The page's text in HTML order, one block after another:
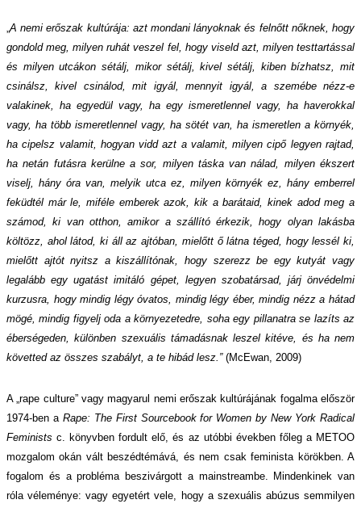
„A nemi erőszak kultúrája: azt mondani lányoknak és felnőtt nőknek, hogy
gondold meg, milyen ruhát veszel fel, hogy viseld azt, milyen testtartással
és milyen utcákon sétálj, mikor sétálj, kivel sétálj, kiben bízhatsz, mit
csinálsz, kivel csinálod, mit igyál, mennyit igyál, a szemébe nézz-e
valakinek, ha egyedül vagy, ha egy ismeretlennel vagy, ha haverokkal
vagy, ha több ismeretlennel vagy, ha sötét van, ha ismeretlen a környék,
ha cipelsz valamit, hogyan vidd azt a valamit, milyen cipő legyen rajtad,
ha netán futásra kerülne a sor, milyen táska van nálad, milyen ékszert
viselj, hány óra van, melyik utca ez, milyen környék ez, hány emberrel
feküdtél már le, miféle emberek azok, kik a barátaid, kinek adod meg a
számod, ki van otthon, amikor a szállító érkezik, hogy olyan lakásba
költözz, ahol látod, ki áll az ajtóban, mielőtt ő látna téged, hogy lessél ki,
mielőtt ajtót nyitsz a kiszállítónak, hogy szerezz be egy kutyát vagy
legalább egy ugatást imitáló gépet, legyen szobatársad, járj önvédelmi
kurzusra, hogy mindig légy óvatos, mindig légy éber, mindig nézz a hátad
mögé, mindig figyelj oda a környezetedre, soha egy pillanatra se lazíts az
éberségeden, különben szexuális támadásnak leszel kitéve, és ha nem
követted az összes szabályt, a te hibád lesz.”(McEwan, 2009)
A „rape culture” vagymagyarul nemi erőszak kultúrájának fogalma először
1974-ben a Rape: The First Sourcebook for Women by New York Radical
Feministsc. könyvben fordult elő, és az utóbbi években főleg a METOO
mozgalom okán vált beszédtémává, és nem csak feminista körökben. A
fogalom és a probléma beszivárgott a mainstreambe. Mindenkinek van
róla véleménye: vagy egyetért vele, hogy a szexuális abúzus semmilyen